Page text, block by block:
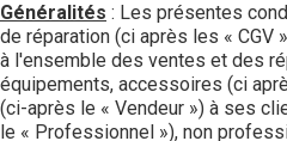
Généralités : Les présentes
de réparation (ci après les « CGV
à l'ensemble des ventes et des
équipements, accessoires (ci
(ci-après le « Vendeur ») à ses
le « Professionnel »), non